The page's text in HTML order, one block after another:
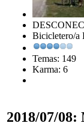
Bicicletero/a
Temas: 149
Karma: 6
2018/07/